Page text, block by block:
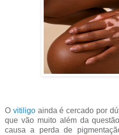
O vitiligoainda é cercado por
que vão muito além da
causa a perda de